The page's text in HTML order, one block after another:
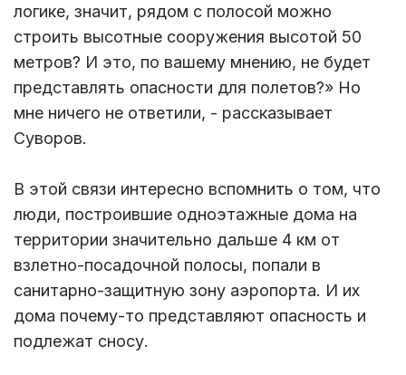
логике, значит, рядом с полосой можно
строить высотные сооружения высотой 50
метров? И это, по вашему мнению, не будет
представлять опасности для полетов?» Но
мне ничего не ответили, - рассказывает
Суворов.
В этой связи интересно вспомнить о том, что
люди, построившие одноэтажные дома на
территории значительно дальше 4 км от
взлетно-посадочной полосы, попали в
санитарно-защитную зону аэропорта. И их
дома почему-то представляют опасность и
подлежат сносу.